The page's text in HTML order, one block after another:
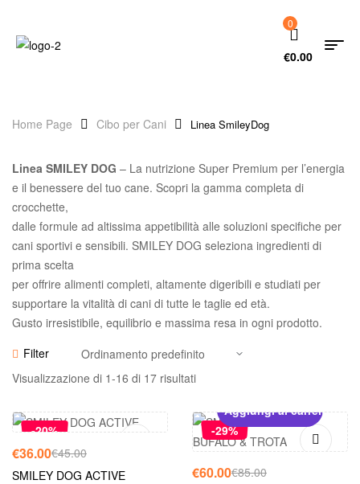
0
€0.00
Home Page Cibo per Cani Linea SmileyDog
Linea SMILEY DOG – La nutrizione Super Premium per l’energia
e il benessere del tuo cane. Scopri la gamma completa di
crocchette,
dalle formule ad altissima appetibilità alle soluzioni specifiche per
cani sportivi e sensibili. SMILEY DOG seleziona ingredienti di
prima scelta
per offrire alimenti completi, altamente digeribili e studiati per
supportare la vitalità di cani di tutte le taglie ed età.
Gusto irresistibile, equilibrio e massima resa in ogni prodotto.
Filter
Visualizzazione di 1-16 di 17 risultati
-20%
€45.00
€36.00
SMILEY DOG ACTIVE
-29%
Aggiungi al carrello
€85.00
€60.00